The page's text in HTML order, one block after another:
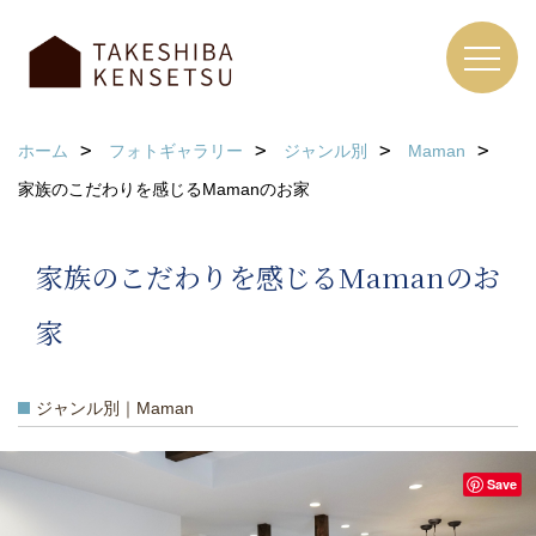
ホーム フォトギャラリー ジャンル別
Maman
家族のこだわりを感じるMamanのお家
家族のこだわりを感じるMamanのお
家
ジャンル別｜Maman
Save